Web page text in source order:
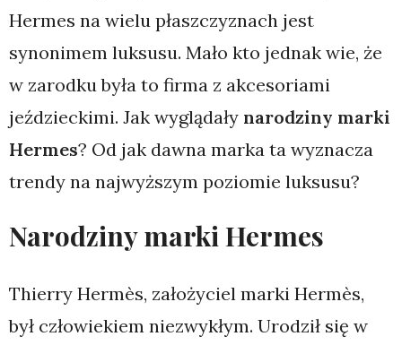
Hermes na wielu płaszczyznach jest
synonimem luksusu. Mało kto jednak wie, że
w zarodku była to firma z akcesoriami
jeździeckimi. Jak wyglądały narodziny marki
Hermes? Od jak dawna marka ta wyznacza
trendy na najwyższym poziomie luksusu?
Narodziny marki Hermes
Thierry Hermès, założyciel marki Hermès,
był człowiekiem niezwykłym. Urodził się w